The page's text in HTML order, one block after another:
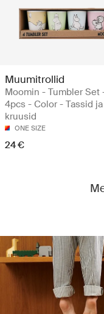
Muumitrollid
Moomin - Tumbler Set
4pcs - Color - Tassid ja
kruusid
ONE SIZE
24 €